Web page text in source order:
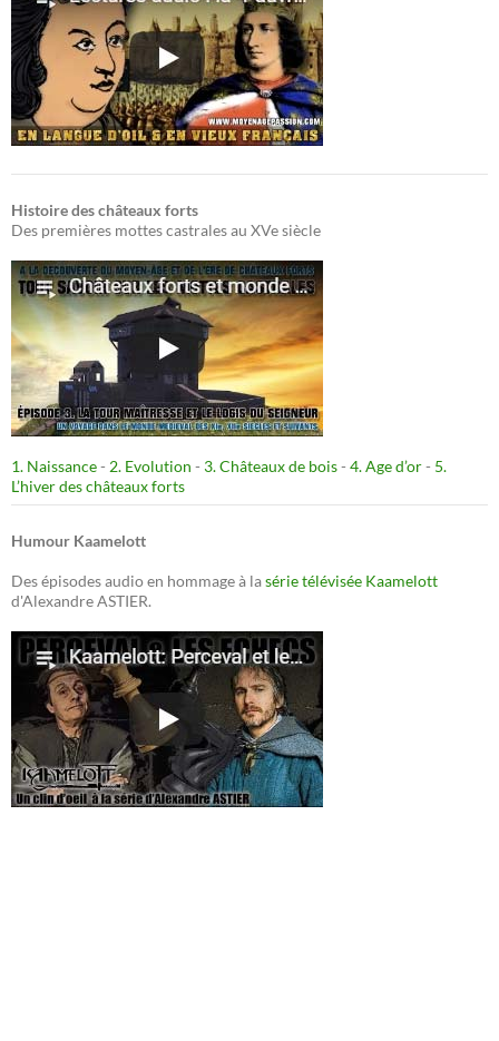
Histoire des châteaux forts
Des premières mottes castrales au XVe siècle
1. Naissance- 2. Evolution - 3. Châteaux de bois- 4. Age d’or- 5.
L’hiver des châteaux forts
Humour Kaamelott
Des épisodes audio en hommage à lasérie télévisée Kaamelott
d'Alexandre ASTIER.